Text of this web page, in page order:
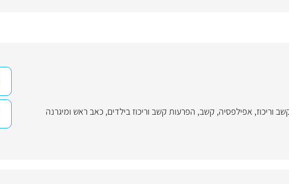
וריכוז, אפילפסיה, קשב, הפרעות קשב וריכוז בילדים, כאב ראש ומיגרנה